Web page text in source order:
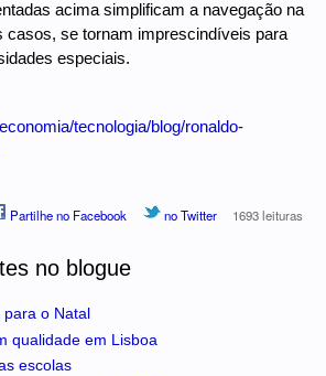
acima simplificam a navegação na
casos, se tornam imprescindíveis para
especiais.
tecnologia/blog/ronaldo-
Partilhe no Facebook no Twitter 1693 leituras
no blogue
para o Natal
qualidade em Lisboa
escolas